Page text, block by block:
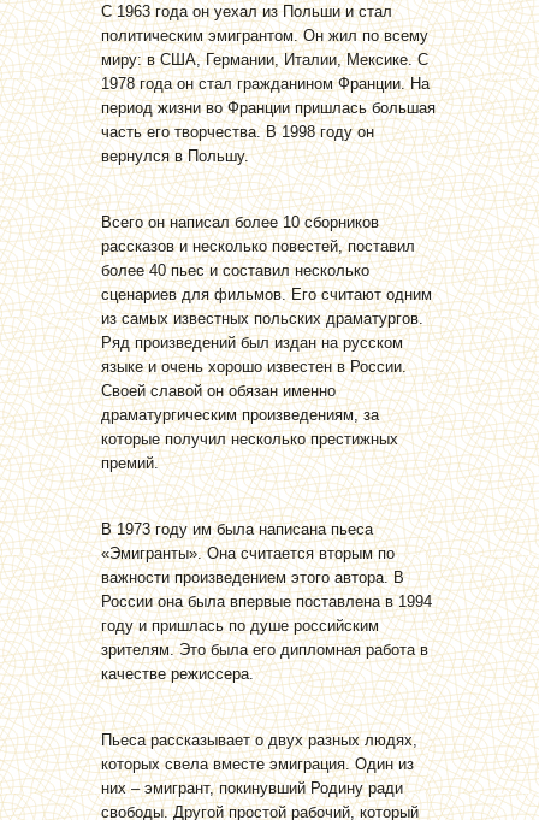
С 1963 года он уехал из Польши и стал
политическим эмигрантом. Он жил по всему
миру: в США, Германии, Италии, Мексике. С
1978 года он стал гражданином Франции. На
период жизни во Франции пришлась большая
часть его творчества. В 1998 году он
вернулся в Польшу.
Всего он написал более 10 сборников
рассказов и несколько повестей, поставил
более 40 пьес и составил несколько
сценариев для фильмов. Его считают одним
из самых известных польских драматургов.
Ряд произведений был издан на русском
языке и очень хорошо известен в России.
Своей славой он обязан именно
драматургическим произведениям, за
которые получил несколько престижных
премий.
В 1973 году им была написана пьеса
«Эмигранты». Она считается вторым по
важности произведением этого автора. В
России она была впервые поставлена в 1994
году и пришлась по душе российским
зрителям. Это была его дипломная работа в
качестве режиссера.
Пьеса рассказывает о двух разных людях,
которых свела вместе эмиграция. Один из
них – эмигрант, покинувший Родину ради
свободы. Другой простой рабочий, который